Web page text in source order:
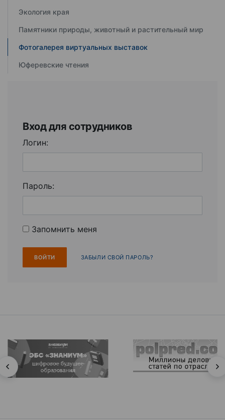
Экология края
Памятники природы, животный и растительный мир
Фотогалерея виртуальных выставок
Юферевские чтения
Вход для сотрудников
Логин:
Пароль:
Запомнить меня
ЗАБЫЛИ СВОЙ ПАРОЛЬ?